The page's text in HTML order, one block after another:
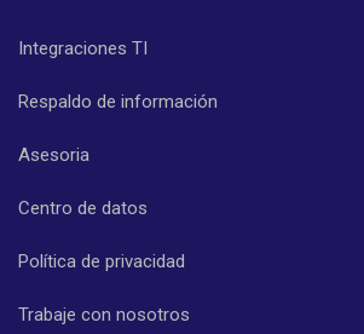
Integraciones TI
Respaldo de información
Asesoria
Centro de datos
Política de privacidad
Trabaje con nosotros